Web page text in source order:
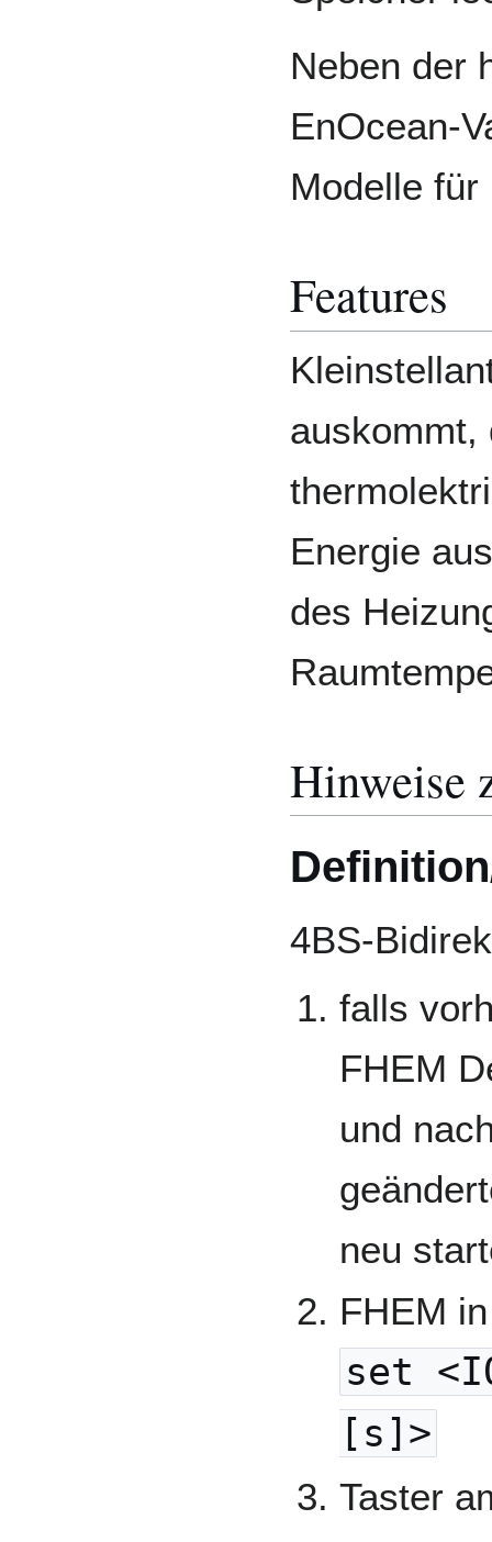
Neben der
EnOcean-
Modelle für
Features
auskommt,
Energie
des
Hinweise
4BS-
falls
FHEM
und
neu
FHEM
set
[s]>
Taster